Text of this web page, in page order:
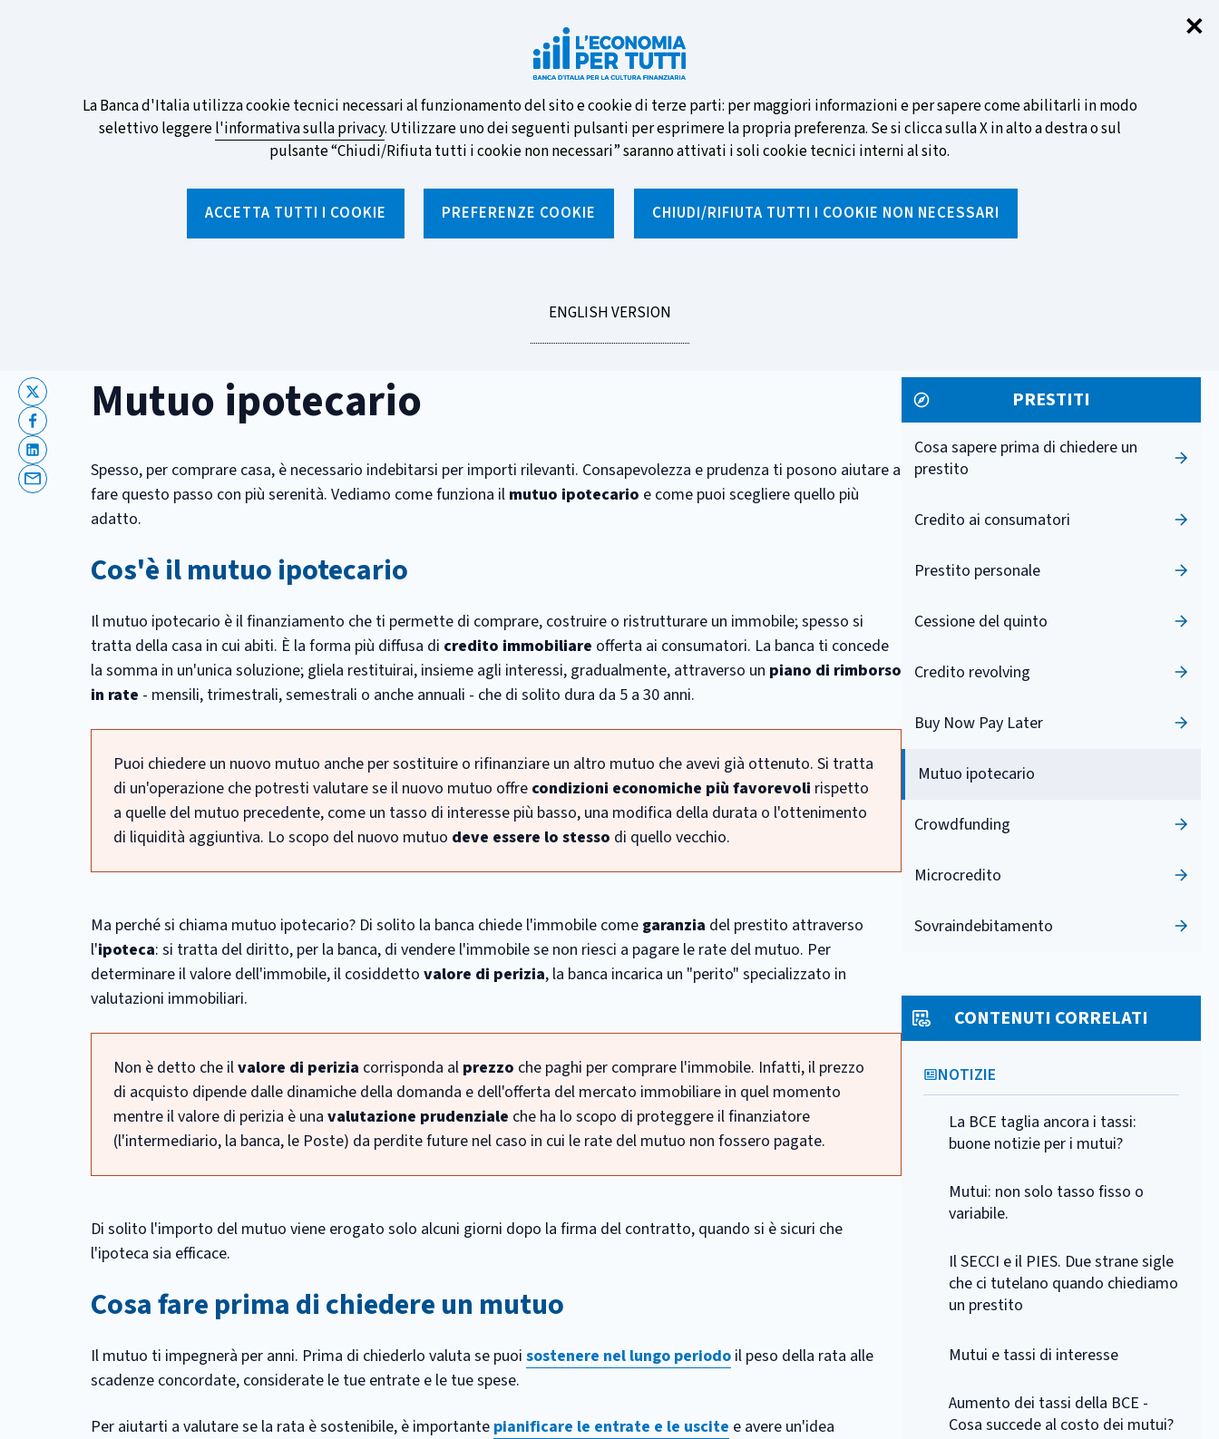
✕
Informativa
La Banca d'Italia utilizza cookie tecnici necessari al funzionamento del sito e cookie di terze parti: per maggiori informazioni e per sapere come abilitarli in modo
selettivo leggerel'informativa sulla privacy. Utilizzare uno dei seguenti pulsanti per esprimere la propria preferenza. Se si clicca sulla X in alto a destra o sul
pulsante “Chiudi/Rifiuta tutti i cookie non necessari” saranno attivati i soli cookie tecnici interni al sito.
ACCETTA TUTTI I COOKIE PREFERENZE COOKIE CHIUDI/RIFIUTA TUTTI I COOKIE NON NECESSARI
GO
ENGLISH VERSION
Version
Partecipa al sondaggio della BCE sulle nuove banconote e vota la tua
preferita!
SCOPRI DI PIÙ
Inserisci
testo
X
Facebook
Linkedin
Email
Mutuo ipotecario
Spesso, per comprare casa, è necessario indebitarsi per importi rilevanti. Consapevolezza e prudenza ti posono aiutare a
fare questo passo con più serenità. Vediamo come funziona il mutuo ipotecario e come puoi scegliere quello più
adatto.
Cos'è il mutuo ipotecario
Il mutuo ipotecario è il finanziamento che ti permette di comprare, costruire o ristrutturare un immobile; spesso si
tratta della casa in cui abiti. È la forma più diffusa di credito immobiliare offerta ai consumatori. La banca ti concede
la somma in un'unica soluzione; gliela restituirai, insieme agli interessi, gradualmente, attraverso un piano di rimborso
in rate - mensili, trimestrali, semestrali o anche annuali - che di solito dura da 5 a 30 anni.
Puoi chiedere un nuovo mutuo anche per sostituire o rifinanziare un altro mutuo che avevi già ottenuto. Si tratta
di un'operazione che potresti valutare se il nuovo mutuo offre condizioni economiche più favorevoli rispetto
a quelle del mutuo precedente, come un tasso di interesse più basso, una modifica della durata o l'ottenimento
di liquidità aggiuntiva. Lo scopo del nuovo mutuo deve essere lo stesso di quello vecchio.
Ma perché si chiama mutuo ipotecario? Di solito la banca chiede l'immobile come garanzia del prestito attraverso
l'ipoteca: si tratta del diritto, per la banca, di vendere l'immobile se non riesci a pagare le rate del mutuo. Per
determinare il valore dell'immobile, il cosiddetto valore di perizia, la banca incarica un "perito" specializzato in
valutazioni immobiliari.
Non è detto che ilvalore di perizia corrisponda al prezzo che paghi per comprare l'immobile. Infatti, il prezzo
di acquisto dipende dalle dinamiche della domanda e dell'offerta del mercato immobiliare in quel momento
mentre il valore di perizia è una valutazione prudenziale che ha lo scopo di proteggere il finanziatore
(l'intermediario, la banca, le Poste) da perdite future nel caso in cui le rate del mutuo non fossero pagate.
Di solito l'importo del mutuo viene erogato solo alcuni giorni dopo la firma del contratto, quando si è sicuri che
l'ipoteca sia efficace.
Cosa fare prima di chiedere un mutuo
Il mutuo ti impegnerà per anni. Prima di chiederlo valuta se puoi sostenere nel lungo periodo il peso della rata alle
scadenze concordate, considerate le tue entrate e le tue spese.
Per aiutarti a valutare se la rata è sostenibile, è importante pianificare le entrate e le uscite e avere un'idea
PRESTITI
Cosa sapere prima di chiedere un
prestito
Credito ai consumatori
Prestito personale
Cessione del quinto
Credito revolving
Buy Now Pay Later
Mutuo ipotecario
Crowdfunding
Microcredito
Sovraindebitamento
CONTENUTI CORRELATI
NOTIZIE
La BCE taglia ancora i tassi:
buone notizie per i mutui?
Mutui: non solo tasso fisso o
variabile.
Il SECCI e il PIES. Due strane sigle
che ci tutelano quando chiediamo
un prestito
Mutui e tassi di interesse
Aumento dei tassi della BCE -
Cosa succede al costo dei mutui?